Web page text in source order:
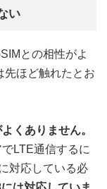
い
との相性がよ
先ほど触れたとお
くありません。
LTE通信するに
対応している必